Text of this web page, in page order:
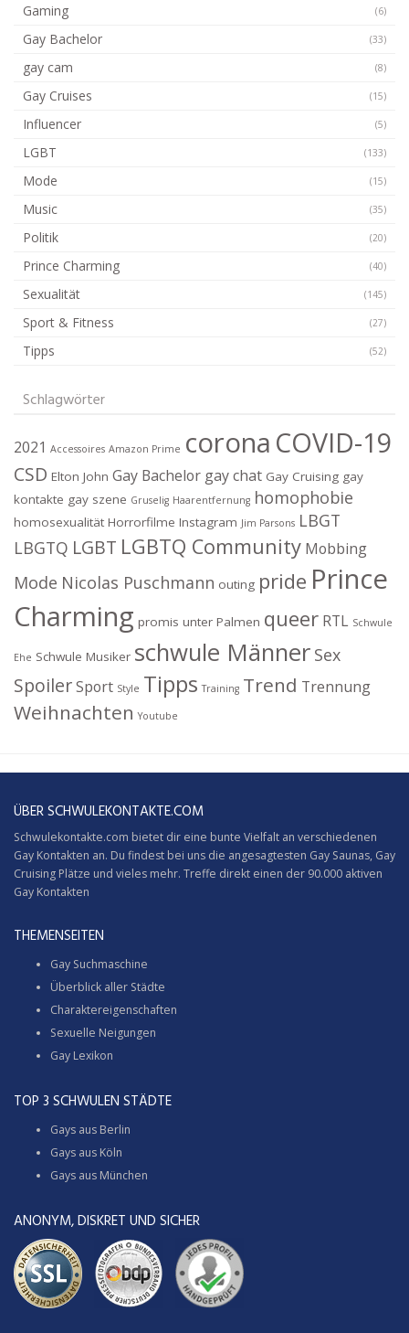
Gaming (6)
Gay Bachelor (33)
gay cam (8)
Gay Cruises (15)
Influencer (5)
LGBT (133)
Mode (15)
Music (35)
Politik (20)
Prince Charming (40)
Sexualität (145)
Sport & Fitness (27)
Tipps (52)
Schlagwörter
2021 Accessoires Amazon Prime corona COVID-19
CSD Elton John Gay Bachelor gay chat Gay Cruising gay
kontakte gay szene Gruselig Haarentfernung homophobie
homosexualität Horrorfilme Instagram Jim Parsons LBGT
LBGTQ LGBT LGBTQ Community Mobbing
Mode Nicolas Puschmann outing pride Prince
Charming promis unter Palmen queer RTL Schwule
Ehe Schwule Musiker schwule Männer Sex
SpoilerSport Style Tipps Training Trend Trennung
Weihnachten Youtube
ÜBER SCHWULEKONTAKTE.COM
Schwulekontakte.com bietet dir eine bunte Vielfalt an verschiedenen
Gay Kontakten an. Du findest bei uns die angesagtesten Gay Saunas, Gay
Cruising Plätze und vieles mehr. Treffe direkt einen der 90.000 aktiven
Gay Kontakten
THEMENSEITEN
Gay Suchmaschine
Überblick aller Städte
Charaktereigenschaften
Sexuelle Neigungen
Gay Lexikon
TOP 3 SCHWULEN STÄDTE
Gays aus Berlin
Gays aus Köln
Gays aus München
ANONYM, DISKRET UND SICHER